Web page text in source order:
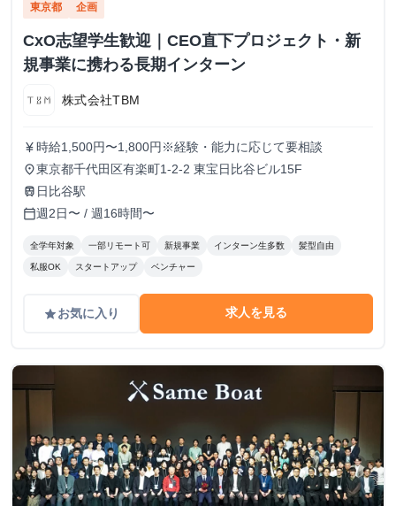
東京都 企画
CxO志望学生歓迎｜CEO直下プロジェクト・新
規事業に携わる長期インターン
株式会社TBM
currency_yen 時給1,500円〜1,800円※経験・能力に応じて要相談
place東京都千代田区有楽町1-2-2 東宝日比谷ビル15F
train 日比谷駅
calendar_today週2日〜 / 週16時間〜
全学年対象 一部リモート可 新規事業 インターン生多数 髪型自由
私服OK スタートアップ ベンチャー
gradeお気に入り 求人を見る